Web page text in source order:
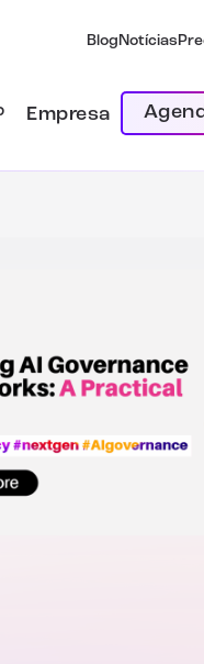
Blog Notícias
Empresa